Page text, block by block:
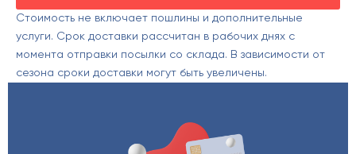
Стоимость не включает пошлины и дополнительные
услуги. Срок доставки рассчитан в рабочих днях с
момента отправки посылки со склада. В зависимости от
сезона сроки доставки могут быть увеличены.